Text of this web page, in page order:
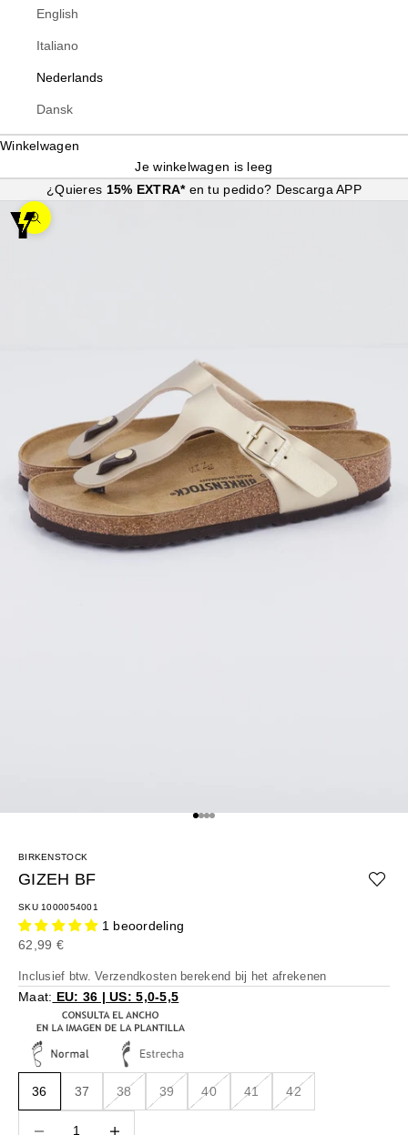
English
Italiano
Nederlands
Dansk
Winkelwagen
Je winkelwagen is leeg
¿Quieres 15% EXTRA* en tu pedido? Descarga APP
In-/uitzoomen
Naar artikel 1
Naar artikel 2
Naar artikel 3
Naar artikel 4
BIRKENSTOCK
GIZEH BF
SKU 1000054001
1 beoordeling
Aanbiedingsprijs
62,99 €
Inclusief btw.Verzendkosten berekend bij het afrekenen
Maat: EU: 36 | US: 5,0-5,5
36 37 38 39 40 41 42